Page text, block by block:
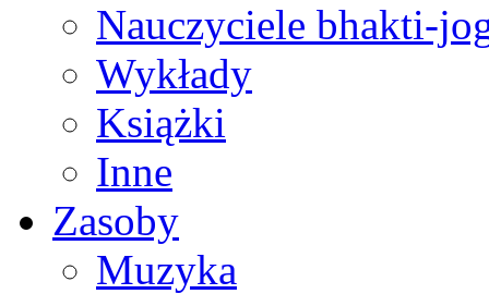
Nauczyciele bhakti-
Wykłady
Książki
Inne
Zasoby
Muzyka